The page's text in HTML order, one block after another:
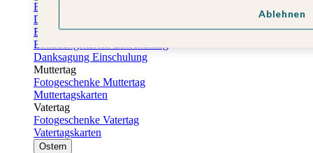
Einladungskarten Firmung
Dankeskarten Firmung
Einschulungskarten
Einladungskarten Einschulung
Danksagung Einschulung
Muttertag
Fotogeschenke Muttertag
Muttertagskarten
Vatertag
Fotogeschenke Vatertag
Vatertagskarten
Ostern
Ablehnen